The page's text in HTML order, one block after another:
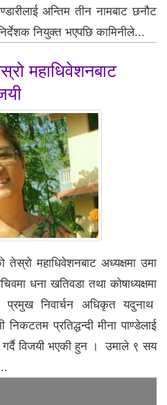
अन्तिम तीन नामबाट छनौट
नियुक्त भएपछि कामिनीले...
महाधिवेशनबाट
महाधिवेशनबाट अध्यक्षमा उमा
धना खतिवडा तथा कोषाध्यक्षमा
प्रमुख निवार्चन अधिकृत यदुनाथ
प्रतिद्धन्दी मीना पाण्डेलाई
विजयी भएकी हुन । उमाले ९ सय